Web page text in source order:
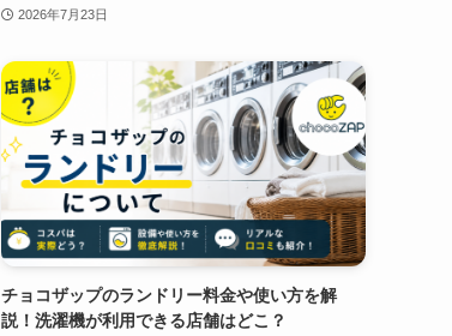
2026年7月23日
チョコザップのランドリー料金や使い方を解
説！洗濯機が利用できる店舗はどこ？